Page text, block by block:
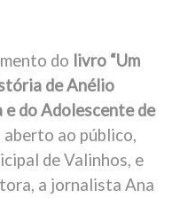
do livro “Um
de Anélio
e do Adolescente de
ao público,
de Valinhos, e
a jornalista Ana